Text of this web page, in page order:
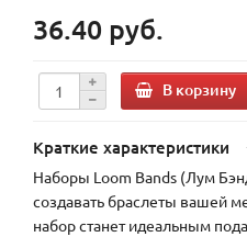
36.40 руб.
В корзину
Краткие характеристики
Наборы Loom Bands (Лум
создавать браслеты вашей
набор станет идеальным